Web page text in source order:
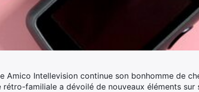
Amico Intellevision continue son bonhomme de
familiale a dévoilé de nouveaux éléments sur